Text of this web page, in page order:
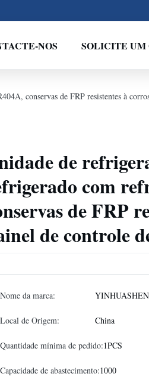
NOS SOLICITE UM
conservas de FRP resistentes à
de
com
de FRP
de controle
Nome da marca:
Local de Origem: China
Quantidade mínima de pedido:1PCS
Capacidade de abastecimento:1000